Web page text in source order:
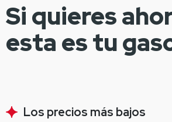
Si quieres
esta es tu
Los precios más bajos